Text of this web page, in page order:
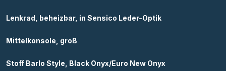
Lenkrad, beheizbar, in Sensico Leder-Optik
Mittelkonsole, groß
Stoff Barlo Style, Black Onyx/Euro New Onyx